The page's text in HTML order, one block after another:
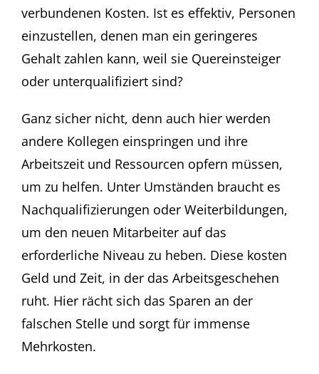
verbundenen Kosten. Ist es effektiv, Personen
einzustellen, denen man ein geringeres
Gehalt zahlen kann, weil sie Quereinsteiger
oder unterqualifiziert sind?
Ganz sicher nicht, denn auch hier werden
andere Kollegen einspringen und ihre
Arbeitszeit und Ressourcen opfern müssen,
um zu helfen. Unter Umständen braucht es
Nachqualifizierungen oder Weiterbildungen,
um den neuen Mitarbeiter auf das
erforderliche Niveau zu heben. Diese kosten
Geld und Zeit, in der das Arbeitsgeschehen
ruht. Hier rächt sich das Sparen an der
falschen Stelle und sorgt für immense
Mehrkosten.